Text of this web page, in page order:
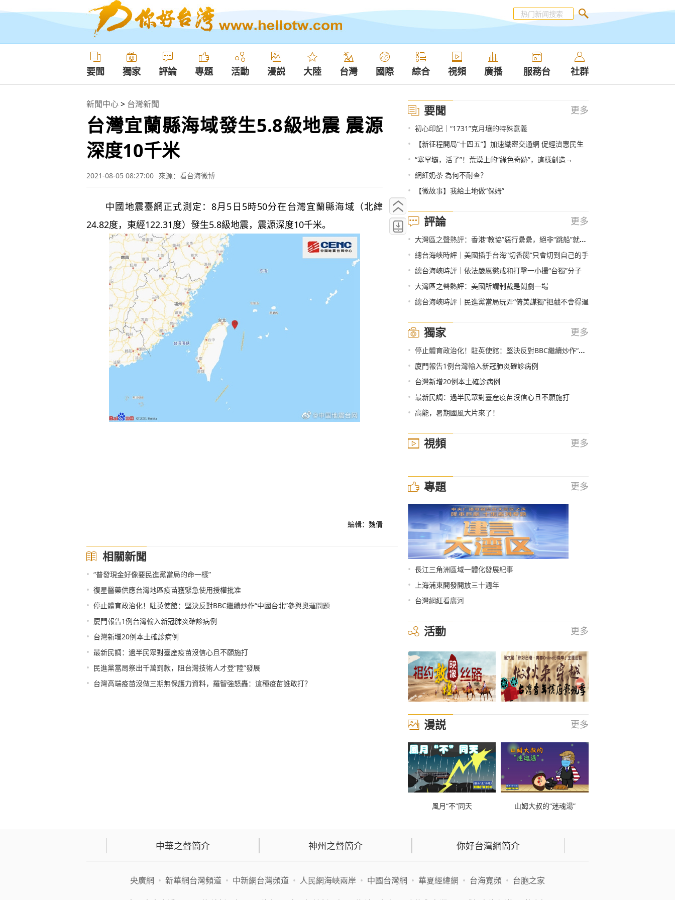
要聞 獨家 評論 專題 活動 漫説 大陸 台灣 國際 綜合 視頻 廣播 服務台 社群
新聞中心> 台灣新聞
台灣宜蘭縣海域發生5.8級地震 震源
深度10千米
2021-08-05 08:27:00 來源：看台海微博
中國地震臺網正式測定：8月5日5時50分在台灣宜蘭縣海域（北緯
24.82度，東經122.31度）發生5.8級地震，震源深度10千米。
編輯：魏倩
相關新聞
• “普發現金好像要民進黨當局的命一樣”
• 復星醫藥供應台灣地區疫苗獲緊急使用授權批准
• 停止體育政治化！駐英使館：堅決反對BBC繼續炒作“中國台北”參與奧運問題
• 廈門報告1例台灣輸入新冠肺炎確診病例
• 台灣新增20例本土確診病例
• 最新民調：過半民眾對臺産疫苗沒信心且不願施打
• 民進黨當局祭出千萬罰款，阻台灣技術人才登“陸”發展
• 台灣高端疫苗沒做三期無保護力資料，羅智強怒轟：這種疫苗誰敢打？
要聞 更多
• 初心印記｜“1731”克月壤的特殊意義
• 【新征程開局“十四五”】加速織密交通網 促經濟惠民生
• “塞罕壩，活了”！荒漠上的“綠色奇跡”，這樣創造→
• 網紅奶茶 為何不耐查？
• 【微故事】我給土地做“保姆”
評論 更多
• 大灣區之聲熱評：香港“教協”惡行纍纍，絕非“跳船”就能一筆勾銷！
• 總台海峽時評｜美國插手台海“切香腸”只會切到自己的手
• 總台海峽時評｜依法嚴厲懲戒和打擊一小撮“台獨”分子
• 大灣區之聲熱評：美國所謂制裁是鬧劇一場
• 總台海峽時評｜民進黨當局玩弄“倚美謀獨”把戲不會得逞
獨家 更多
• 停止體育政治化！駐英使館：堅決反對BBC繼續炒作“中國台北”參與奧運問題
• 廈門報告1例台灣輸入新冠肺炎確診病例
• 台灣新增20例本土確診病例
• 最新民調：過半民眾對臺産疫苗沒信心且不願施打
• 高能，暑期國風大片來了！
視頻 更多
專題 更多
• 長江三角洲區域一體化發展紀事
• 上海浦東開發開放三十週年
• 台灣網紅看廣河
活動 更多
漫説 更多
風月“不”同天 山姆大叔的“迷魂湯”
中華之聲簡介 神州之聲簡介 你好台灣網簡介
央廣網 • 新華網台灣頻道 • 中新網台灣頻道 • 人民網海峽兩岸 • 中國台灣網 • 華夏經緯網 • 台海寬頻 • 台胞之家